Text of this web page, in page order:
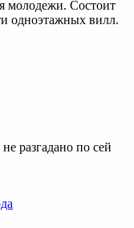
молодежи. Состоит
одноэтажных вилл.
разгадано по сей